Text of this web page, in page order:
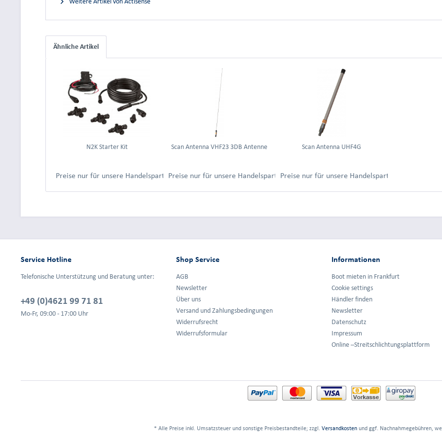
Ähnliche Artikel
N2K Starter Kit
Preise nur für unsere Handelspartner nach Anmeldung.
Scan Antenna VHF23 3DB Antenne
Preise nur für unsere Handelspartner nach Anmeldung.
Scan Antenna UHF4G
Preise nur für unsere Handelspartner nach
Service Hotline
Telefonische Unterstützung und Beratung unter:
+49 (0)4621 99 71 81
Mo-Fr, 09:00 - 17:00 Uhr
Shop Service
AGB
Newsletter
Über uns
Versand und Zahlungsbedingungen
Widerrufsrecht
Widerrufsformular
Informationen
Boot mieten in Frankfurt
Cookie settings
Händler finden
Newsletter
Datenschutz
Impressum
Online –Streitschlichtungsplattform
* Alle Preise inkl. Umsatzsteuer und sonstige Preisbestandteile; zzgl. Versandkostenund ggf. Nachnahmegebühren,